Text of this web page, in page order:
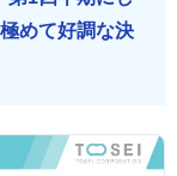
めて好調な決